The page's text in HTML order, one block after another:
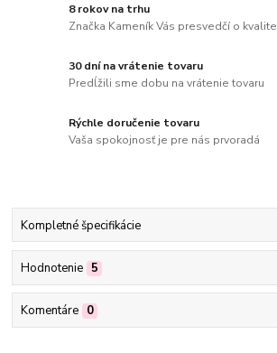
8 rokov na trhu
Značka Kameník Vás presvedčí o kvalite
30 dní na vrátenie tovaru
Predĺžili sme dobu na vrátenie tovaru
Rýchle doručenie tovaru
Vaša spokojnosť je pre nás prvoradá
Kompletné špecifikácie
Hodnotenie 5
Komentáre 0